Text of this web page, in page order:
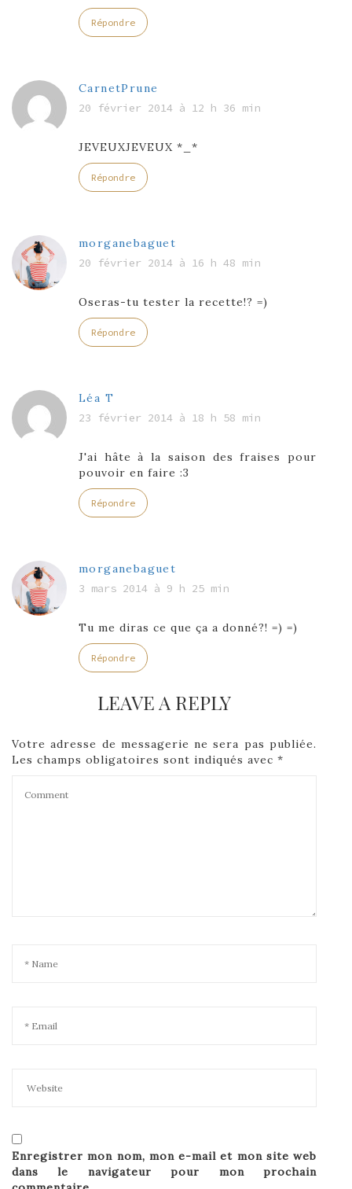
Répondre
CarnetPrune
20 février 2014 à 12 h 36 min
JEVEUXJEVEUX *_*
Répondre
morganebaguet
20 février 2014 à 16 h 48 min
Oseras-tu tester la recette!? =)
Répondre
Léa T
23 février 2014 à 18 h 58 min
J'ai hâte à la saison des fraises pour
pouvoir en faire :3
Répondre
morganebaguet
3 mars 2014 à 9 h 25 min
Tu me diras ce que ça a donné?! =) =)
Répondre
LEAVE A REPLY
Votre adresse de messagerie ne sera pas publiée.
Les champs obligatoires sont indiqués avec *
Enregistrer mon nom, mon e-mail et mon site web
dans le navigateur pour mon prochain